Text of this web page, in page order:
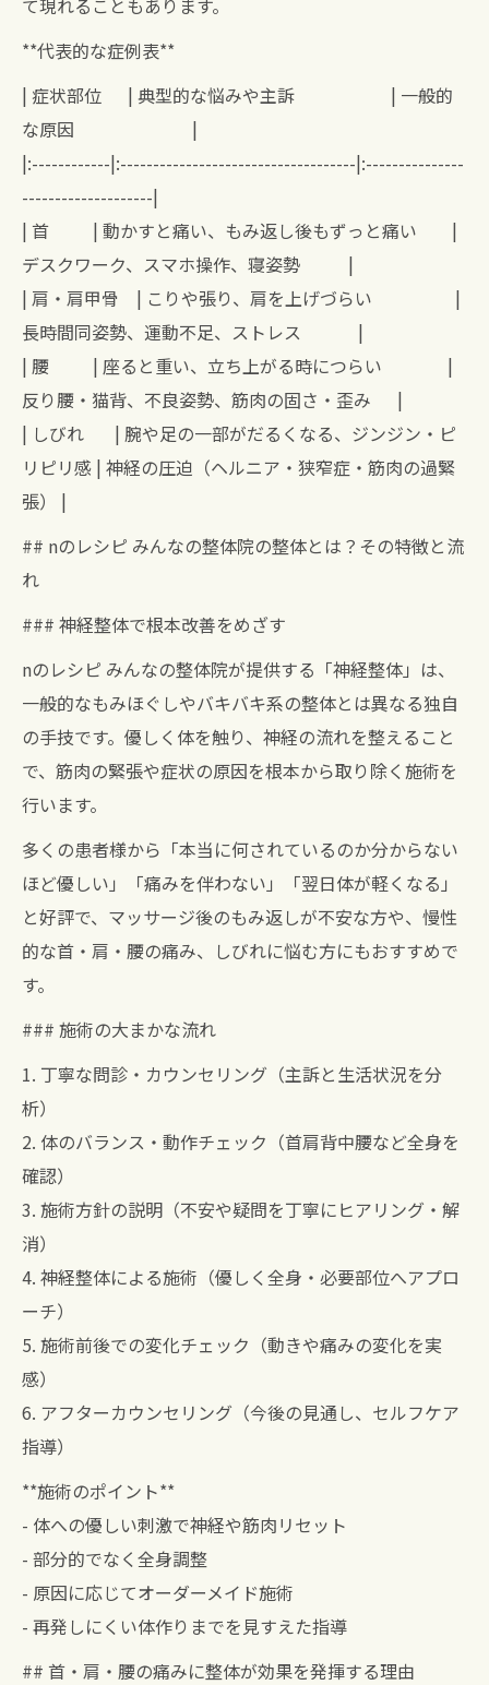
て現れることもあります。
**代表的な症例表**
| 症状部位 | 典型的な悩みや主訴 | 一般的
な原因 |
|:------------|:------------------------------------|:---------------
--------------------|
| 首 | 動かすと痛い、もみ返し後もずっと痛い |
デスクワーク、スマホ操作、寝姿勢 |
| 肩・肩甲骨 | こりや張り、肩を上げづらい |
長時間同姿勢、運動不足、ストレス |
| 腰 | 座ると重い、立ち上がる時につらい |
反り腰・猫背、不良姿勢、筋肉の固さ・歪み |
| しびれ | 腕や足の一部がだるくなる、ジンジン・ピ
リピリ感 | 神経の圧迫（ヘルニア・狭窄症・筋肉の過緊
張） |
## nのレシピ みんなの整体院の整体とは？その特徴と流
れ
### 神経整体で根本改善をめざす
nのレシピ みんなの整体院が提供する「神経整体」は、
一般的なもみほぐしやバキバキ系の整体とは異なる独自
の手技です。優しく体を触り、神経の流れを整えること
で、筋肉の緊張や症状の原因を根本から取り除く施術を
行います。
多くの患者様から「本当に何されているのか分からない
ほど優しい」「痛みを伴わない」「翌日体が軽くなる」
と好評で、マッサージ後のもみ返しが不安な方や、慢性
的な首・肩・腰の痛み、しびれに悩む方にもおすすめで
す。
### 施術の大まかな流れ
1. 丁寧な問診・カウンセリング（主訴と生活状況を分
析）
2. 体のバランス・動作チェック（首肩背中腰など全身を
確認）
3. 施術方針の説明（不安や疑問を丁寧にヒアリング・解
消）
4. 神経整体による施術（優しく全身・必要部位へアプロ
ーチ）
5. 施術前後での変化チェック（動きや痛みの変化を実
感）
6. アフターカウンセリング（今後の見通し、セルフケア
指導）
**施術のポイント**
- 体への優しい刺激で神経や筋肉リセット
- 部分的でなく全身調整
- 原因に応じてオーダーメイド施術
- 再発しにくい体作りまでを見すえた指導
## 首・肩・腰の痛みに整体が効果を発揮する理由